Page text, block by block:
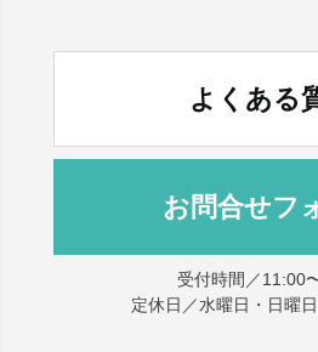
よくある
お問合せフ
受付時間／11:00
定休日／水曜日・日曜